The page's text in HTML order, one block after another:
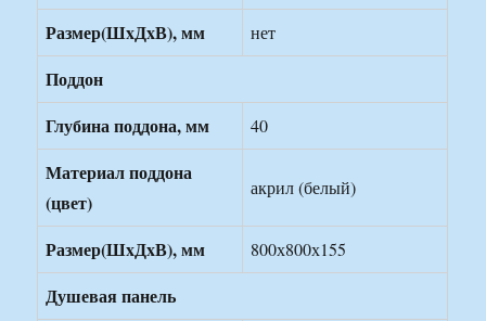
Размер(ШxДxВ), мм нет
Поддон
Глубина поддона, мм
40
Материал поддона
(цвет)
акрил (белый)
Размер(ШxДxВ), мм 800х800х155
Душевая панель